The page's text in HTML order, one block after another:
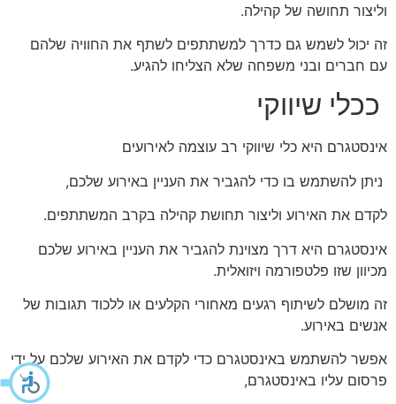
וליצור תחושה של קהילה.
זה יכול לשמש גם כדרך למשתתפים לשתף את החוויה שלהם
עם חברים ובני משפחה שלא הצליחו להגיע.
ככלי שיווקי
אינסטגרם היא כלי שיווקי רב עוצמה לאירועים
ניתן להשתמש בו כדי להגביר את העניין באירוע שלכם,
לקדם את האירוע וליצור תחושת קהילה בקרב המשתתפים.
אינסטגרם היא דרך מצוינת להגביר את העניין באירוע שלכם
מכיוון שזו פלטפורמה ויזואלית.
זה מושלם לשיתוף רגעים מאחורי הקלעים או ללכוד תגובות של
אנשים באירוע.
אפשר להשתמש באינסטגרם כדי לקדם את האירוע שלכם על ידי
פרסום עליו באינסטגרם,